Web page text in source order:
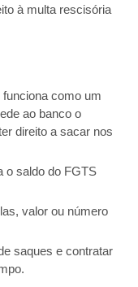
à multa rescisória
como um
ao banco o
direito a sacar nos
o saldo do FGTS
valor ou número
saques e contratar